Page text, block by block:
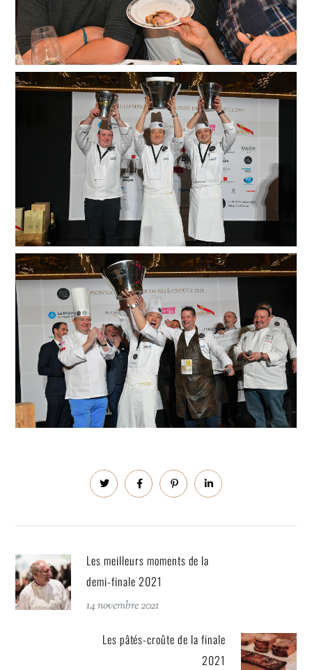
Les meilleurs moments de la
demi-finale 2021
14 novembre 2021
Les pâtés-croûte de la finale
2021